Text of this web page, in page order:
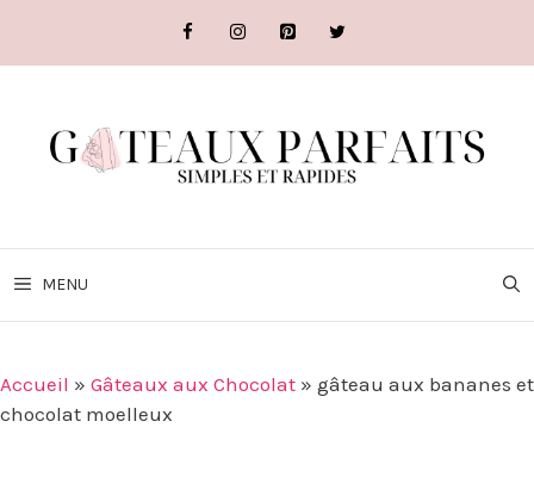
contenu
MENU
Accueil » Gâteaux aux Chocolat » gâteau aux bananes et
chocolat moelleux